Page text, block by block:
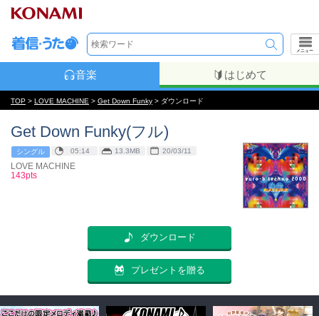
メニュー
音楽 はじめて
TOP > LOVE MACHINE > Get Down Funky > ダウンロード
Get Down Funky(フル)
シングル 05:14 13.3MB 20/03/11
LOVE MACHINE
143pts
ダウンロード
プレゼントを贈る